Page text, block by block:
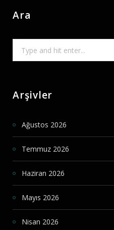
Ara
Arşivler
Ağustos 2026
Temmuz 2026
Haziran 2026
Mayıs 2026
Nisan 2026